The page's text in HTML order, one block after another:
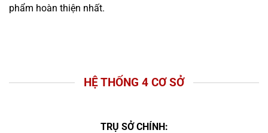
phẩm hoàn thiện nhất.
HỆ THỐNG 4 CƠ SỞ
TRỤ SỞ CHÍNH: